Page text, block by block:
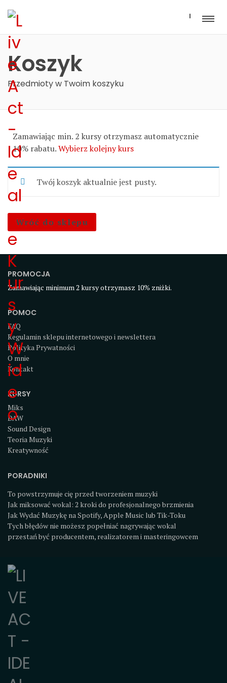
I
Koszyk
Przedmioty w Twoim koszyku
Zamawiając min. 2 kursy otrzymasz automatycznie
10% rabatu.Wybierz kolejny kurs
Twój koszyk aktualnie jest pusty.
Wróć do sklepu
PROMOCJA
Zamawiając minimum 2 kursy otrzymasz 10% zniżki.
POMOC
FAQ
Regulamin sklepu internetowego i newslettera
Polityka Prywatności
O mnie
Kontakt
KURSY
Miks
DAW
Sound Design
Teoria Muzyki
Kreatywność
PORADNIKI
To powstrzymuje cię przed tworzeniem muzyki
Jak miksować wokal: 2 kroki do profesjonalnego brzmienia
Jak Wydać Muzykę na Spotify, Apple Music lub Tik-Toku
Tych błędów nie możesz popełniać nagrywając wokal
przestań być producentem, realizatorem i masteringowcem